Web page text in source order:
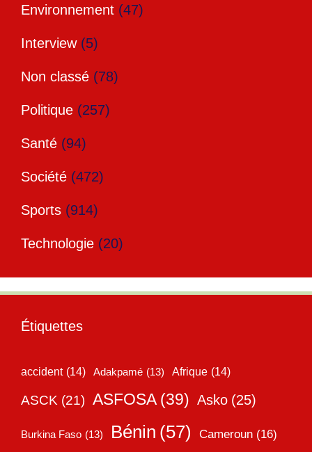
Environnement (47)
Interview(5)
Non classé (78)
Politique (257)
Santé (94)
Société (472)
Sports (914)
Technologie (20)
Étiquettes
accident (14) Adakpamé (13) Afrique (14)
ASCK (21) ASFOSA (39) Asko (25)
Burkina Faso (13) Bénin (57) Cameroun (16)